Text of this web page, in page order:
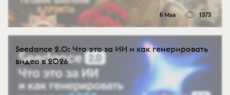
6 Мая 1373
Seedance 2.0: Что это за ИИ и как генерировать
видео в 2026